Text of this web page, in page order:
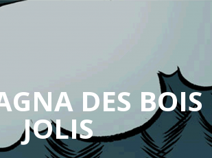
DES BOIS
JOLIS